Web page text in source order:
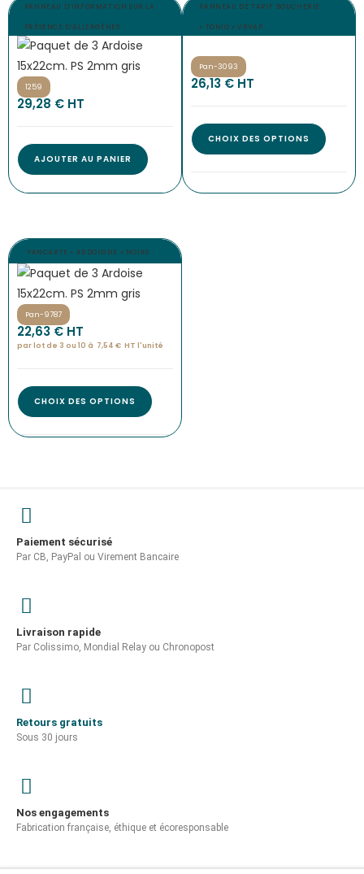
PANNEAU D’INFORMATION SUR LA
PRÉSENCE D’ALLERGÈNES
1259
29,28 € HT
AJOUTER AU PANIER
PANNEAU DE TARIF BOUCHERIE
« TONIO » VBVAP
Pan-3093
26,13 € HT
CHOIX DES OPTIONS
PANCARTE « ARDOISINE » NOIRE
Pan-9787
22,63 € HT
par lot de 3 ou 10 à 7,54 € HT l'unité
CHOIX DES OPTIONS
Paiement sécurisé
Par CB, PayPal ou Virement Bancaire
Livraison rapide
Par Colissimo, Mondial Relay ou Chronopost
Retours gratuits
Sous 30 jours
Nos engagements
Fabrication française, éthique et écoresponsable